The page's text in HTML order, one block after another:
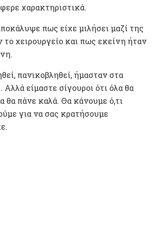
χαρακτηριστικά.
πως είχε μιλήσει μαζί της
το χειρουργείο και πως εκείνη ήταν
πανικοβληθεί, ήμασταν στα
είμαστε σίγουροι ότι όλα θα
θα πάνε καλά. Θα κάνουμε ό,τι
για να σας κρατήσουμε